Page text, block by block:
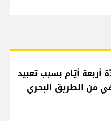
أربعة أيّام بسبب تعبيد
من الطريق البحري